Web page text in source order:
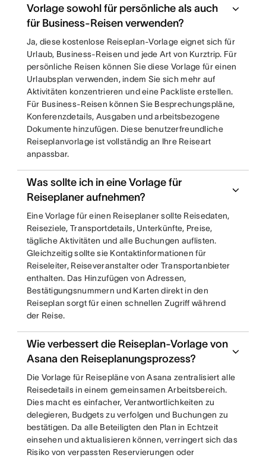
Vorlage sowohl für persönliche als auch
für Business-Reisen verwenden?
Ja, diese kostenlose Reiseplan-Vorlage eignet sich für
Urlaub, Business-Reisen und jede Art von Kurztrip. Für
persönliche Reisen können Sie diese Vorlage für einen
Urlaubsplan verwenden, indem Sie sich mehr auf
Aktivitäten konzentrieren und eine Packliste erstellen.
Für Business-Reisen können Sie Besprechungspläne,
Konferenzdetails, Ausgaben und arbeitsbezogene
Dokumente hinzufügen. Diese benutzerfreundliche
Reiseplanvorlage ist vollständig an Ihre Reiseart
anpassbar.
Was sollte ich in eine Vorlage für
Reiseplaner aufnehmen?
Eine Vorlage für einen Reiseplaner sollte Reisedaten,
Reiseziele, Transportdetails, Unterkünfte, Preise,
tägliche Aktivitäten und alle Buchungen auflisten.
Gleichzeitig sollte sie Kontaktinformationen für
Reiseleiter, Reiseveranstalter oder Transportanbieter
enthalten. Das Hinzufügen von Adressen,
Bestätigungsnummern und Karten direkt in den
Reiseplan sorgt für einen schnellen Zugriff während
der Reise.
Wie verbessert die Reiseplan-Vorlage von
Asana den Reiseplanungsprozess?
Die Vorlage für Reisepläne von Asana zentralisiert alle
Reisedetails in einem gemeinsamen Arbeitsbereich.
Dies macht es einfacher, Verantwortlichkeiten zu
delegieren, Budgets zu verfolgen und Buchungen zu
bestätigen. Da alle Beteiligten den Plan in Echtzeit
einsehen und aktualisieren können, verringert sich das
Risiko von verpassten Reservierungen oder